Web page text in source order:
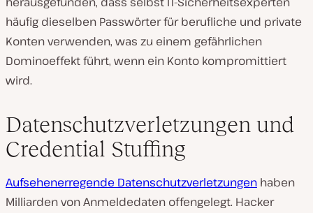
häufig dieselben Passwörter für berufliche und private
Konten verwenden, was zu einem gefährlichen
Dominoeffekt führt, wenn ein Konto kompromittiert
wird.
Datenschutzverletzungen und
Credential Stuffing
Aufsehenerregende Datenschutzverletzungen haben
Milliarden von Anmeldedaten offengelegt. Hacker